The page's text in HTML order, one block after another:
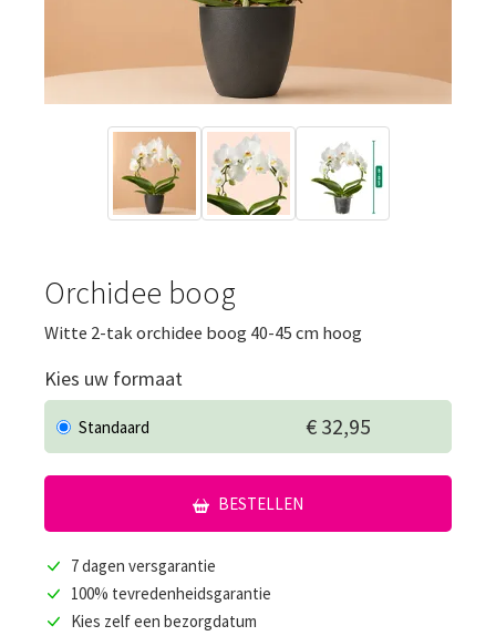
Orchidee boog
Witte 2-tak orchidee boog 40-45 cm hoog
Kies uw formaat
Standaard € 32,95
BESTELLEN
7 dagen versgarantie
100% tevredenheidsgarantie
Kies zelf een bezorgdatum